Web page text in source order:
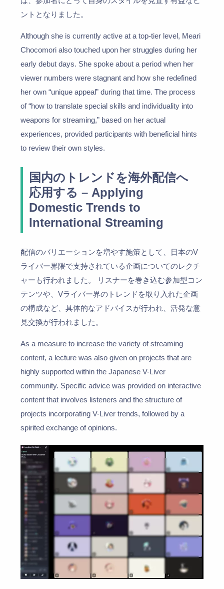
ントとなりました。
Although she is currently active at a top-tier level, Meari
Chocomori also touched upon her struggles during her
early debut days. She spoke about a period when her
viewer numbers were stagnant and how she redefined
her own “unique appeal” during that time. The process
of “how to translate special skills and individuality into
weapons for streaming,” based on her actual
experiences, provided participants with beneficial hints
to review their own styles.
国内のトレンドを海外配信へ
応用する – Applying
Domestic Trends to
International Streaming
配信のバリエーションを増やす施策として、日本のV
ライバー界隈で支持されている企画についてのレクチ
ャーも行われました。 リスナーを巻き込む参加型コン
テンツや、Vライバー界のトレンドを取り入れた企画
の構成など、具体的なアドバイスが行われ、活発な意
見交換が行われました。
As a measure to increase the variety of streaming
content, a lecture was also given on projects that are
highly supported within the Japanese V-Liver
community. Specific advice was provided on interactive
content that involves listeners and the structure of
projects incorporating V-Liver trends, followed by a
spirited exchange of opinions.